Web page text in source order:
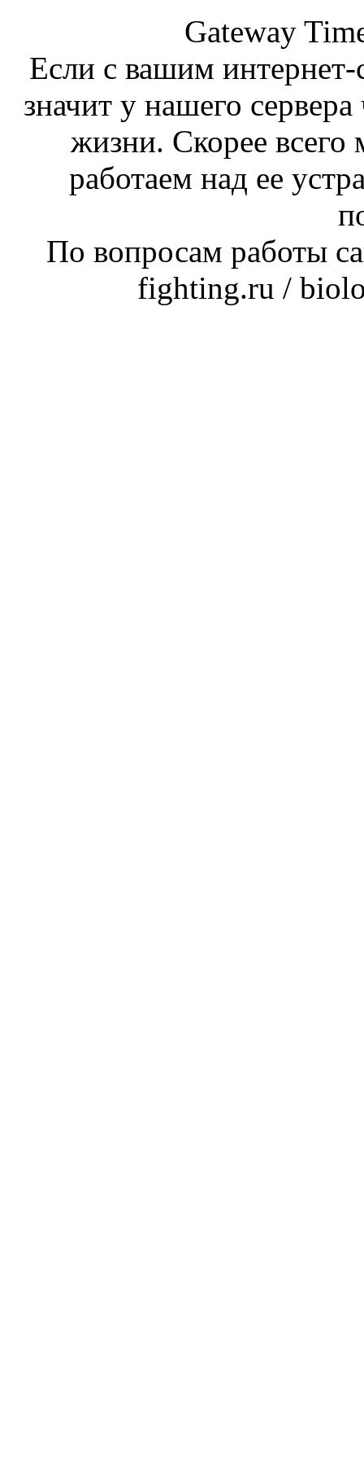
Gateway
Если с вашим интернет-
значит у нашего
жизни. Скорее
работаем над ее
По вопросам работы
fighting.ru /